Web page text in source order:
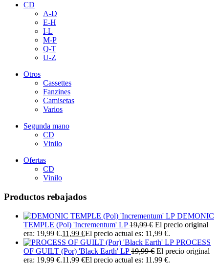
CD
A-D
E-H
I-L
M-P
Q-T
U-Z
Otros
Cassettes
Fanzines
Camisetas
Varios
Segunda mano
CD
Vinilo
Ofertas
CD
Vinilo
Productos rebajados
DEMONIC
TEMPLE (Pol) 'Incrementum' LP 19,99€ El precio original
era: 19,99 €.11,99 €El precio actual es: 11,99 €.
PROCESS
OF GUILT (Por) 'Black Earth' LP 19,99€ El precio original
era: 19,99 €.11,99 €El precio actual es: 11,99 €.